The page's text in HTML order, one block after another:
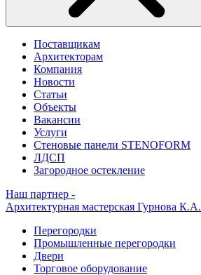
Поставщикам
Архитекторам
Компания
Новости
Статьи
Объекты
Вакансии
Услуги
Стеновые панели STENOFORM
ЛДСП
Загородное остекление
Наш партнер -
Архитектурная мастерская Гурнова К.А.
Перегородки
Промышленные перегородки
Двери
Торговое оборудование